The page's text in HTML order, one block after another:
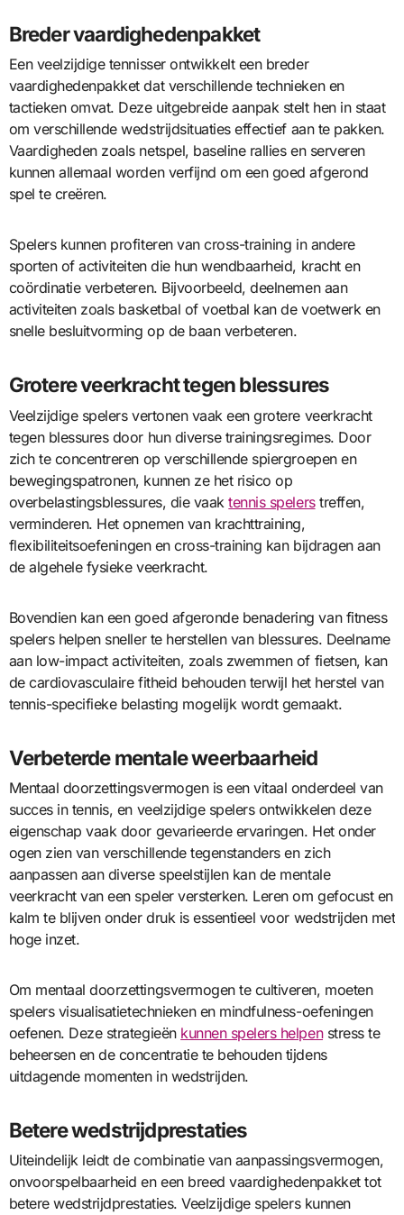
Breder vaardighedenpakket
Een veelzijdige tennisser ontwikkelt een breder
vaardighedenpakket dat verschillende technieken en
tactieken omvat. Deze uitgebreide aanpak stelt hen in staat
om verschillende wedstrijdsituaties effectief aan te pakken.
Vaardigheden zoals netspel, baseline rallies en serveren
kunnen allemaal worden verfijnd om een goed afgerond
spel te creëren.
Spelers kunnen profiteren van cross-training in andere
sporten of activiteiten die hun wendbaarheid, kracht en
coördinatie verbeteren. Bijvoorbeeld, deelnemen aan
activiteiten zoals basketbal of voetbal kan de voetwerk en
snelle besluitvorming op de baan verbeteren.
Grotere veerkracht tegen blessures
Veelzijdige spelers vertonen vaak een grotere veerkracht
tegen blessures door hun diverse trainingsregimes. Door
zich te concentreren op verschillende spiergroepen en
bewegingspatronen, kunnen ze het risico op
overbelastingsblessures, die vaaktennis spelerstreffen,
verminderen. Het opnemen van krachttraining,
flexibiliteitsoefeningen en cross-training kan bijdragen aan
de algehele fysieke veerkracht.
Bovendien kan een goed afgeronde benadering van fitness
spelers helpen sneller te herstellen van blessures. Deelname
aan low-impact activiteiten, zoals zwemmen of fietsen, kan
de cardiovasculaire fitheid behouden terwijl het herstel van
tennis-specifieke belasting mogelijk wordt gemaakt.
Verbeterde mentale weerbaarheid
Mentaal doorzettingsvermogen is een vitaal onderdeel van
succes in tennis, en veelzijdige spelers ontwikkelen deze
eigenschap vaak door gevarieerde ervaringen. Het onder
ogen zien van verschillende tegenstanders en zich
aanpassen aan diverse speelstijlen kan de mentale
veerkracht van een speler versterken. Leren om gefocust en
kalm te blijven onder druk is essentieel voor wedstrijden met
hoge inzet.
Om mentaal doorzettingsvermogen te cultiveren, moeten
spelers visualisatietechnieken en mindfulness-oefeningen
oefenen. Deze strategieën kunnen spelers helpenstress te
beheersen en de concentratie te behouden tijdens
uitdagende momenten in wedstrijden.
Betere wedstrijdprestaties
Uiteindelijk leidt de combinatie van aanpassingsvermogen,
onvoorspelbaarheid en een breed vaardighedenpakket tot
betere wedstrijdprestaties. Veelzijdige spelers kunnen